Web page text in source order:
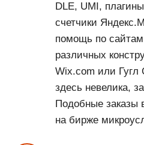
DLE, UMI,
счетчики
помощь по
различных
Wix.com или
здесь невелика,
Подобные заказы
на бирже